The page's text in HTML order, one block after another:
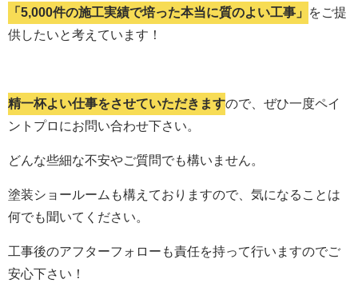
「5,000件の施工実績で培った本当に質のよい工事」
をご提
供したいと考えています！
精一杯よい仕事をさせていただきますので、ぜひ一度ペイ
ントプロにお問い合わせ下さい。
どんな些細な不安やご質問でも構いません。
塗装ショールームも構えておりますので、気になることは
何でも聞いてください。
工事後のアフターフォローも責任を持って行いますのでご
安心下さい！